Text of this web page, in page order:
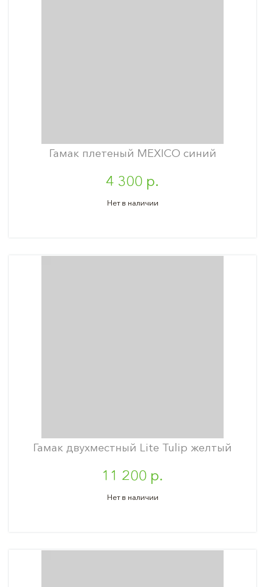
Гамак плетеный MEXICO синий
4 300 р.
Нет в наличии
Гамак двухместный Lite Tulip желтый
11 200 р.
Нет в наличии